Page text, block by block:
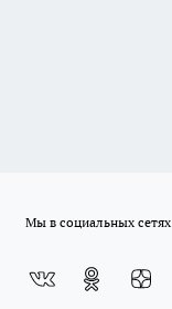
Мы в социальных сетях